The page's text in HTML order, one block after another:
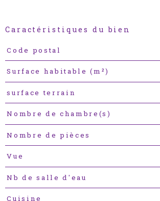
Caractéristiques du bien
Caractéristiques Valeurs
Code postal
Surface habitable (m²)
surface terrain
Nombre de chambre(s)
Nombre de pièces
Vue
Nb de salle d'eau
Cuisine